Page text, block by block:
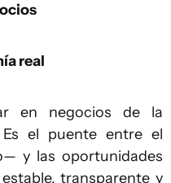
real
en negocios de la
el puente entre el
y las oportunidades
transparente y